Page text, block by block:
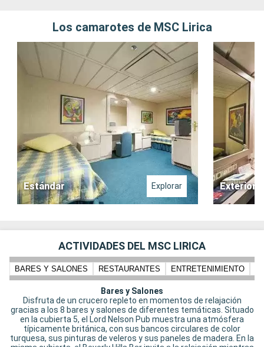
tarde muy buenas y buenas las competencias.
Los camarotes de MSC Lirica
Estándar Explorar Exterior
ACTIVIDADES DEL MSC LIRICA
BARES Y SALONES RESTAURANTES ENTRETENIMIENTO
Bares y Salones
Disfruta de un crucero repleto en momentos de relajación
gracias a los 8 bares y salones de diferentes temáticas. Situado
en la cubierta 5, el Lord Nelson Pub muestra una atmósfera
típicamente británica, con sus bancos circulares de color
turquesa, sus pinturas de veleros y sus paneles de madera. En la